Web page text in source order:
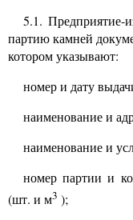
5.1. Предприятие-
партию камней
котором указывают:
номер и дату
наименование и
наименование и
номер партии и
(шт. и м3 );